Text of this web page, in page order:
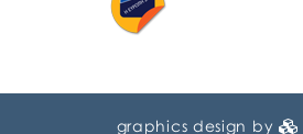
graphics design by